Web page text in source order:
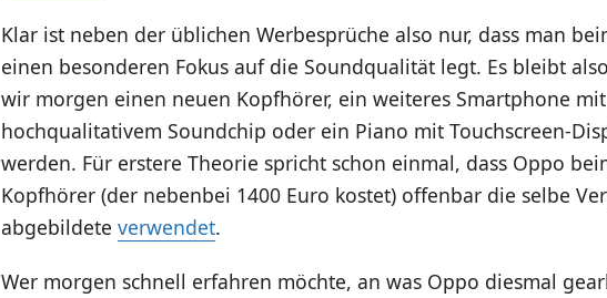
Klar ist neben der üblichen Werbesprüche also nur, dass man
einen besonderen Fokus auf die Soundqualität legt. Es bleibt
wir morgen einen neuen Kopfhörer, ein weiteres Smartphone mit
hochqualitativem Soundchip oder ein Piano mit Touchscreen-
werden. Für erstere Theorie spricht schon einmal, dass Oppo
Kopfhörer (der nebenbei 1400 Euro kostet) offenbar die selbe
abgebildete verwendet.
Wer morgen schnell erfahren möchte, an was Oppo diesmal